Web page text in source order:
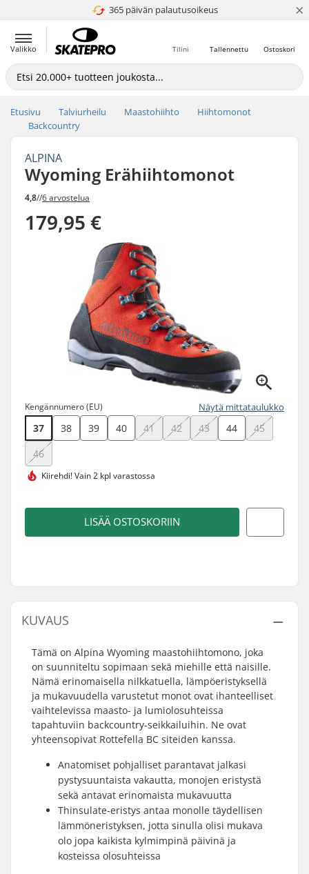
365 päivän palautusoikeus
4.8 / 5 ×
Valikko Ostoskori
Tallennettu
Tilini
Etusivu Talviurheilu Maastohiihto
Hiihtomonot
Backcountry
ALPINA
Wyoming Erähiihtomonot
4,8//6 arvostelua
179,95 €
Kengännumero (EU) Näytä mittataulukko
37 38 39 40 41 42 43 44
45
46
Kiirehdi!Vain 2 kpl varastossa
LISÄÄ OSTOSKORIIN
KUVAUS
Tämä on Alpina Wyoming maastohiihtomono, joka
on suunniteltu sopimaan sekä miehille että naisille.
Nämä erinomaisella nilkkatuella, lämpöeristyksellä
ja mukavuudella varustetut monot ovat ihanteelliset
vaihtelevissa maasto- ja lumiolosuhteissa
tapahtuviin backcountry-seikkailuihin. Ne ovat
yhteensopivat Rottefella BC siteiden kanssa.
Anatomiset pohjalliset parantavat jalkasi
pystysuuntaista vakautta, monojen eristystä
sekä antavat erinomaista mukavuutta
Thinsulate-eristys antaa monolle täydellisen
lämmöneristyksen, jotta sinulla olisi mukava
olo jopa kaikista kylmimpinä päivinä ja
kosteissa olosuhteissa